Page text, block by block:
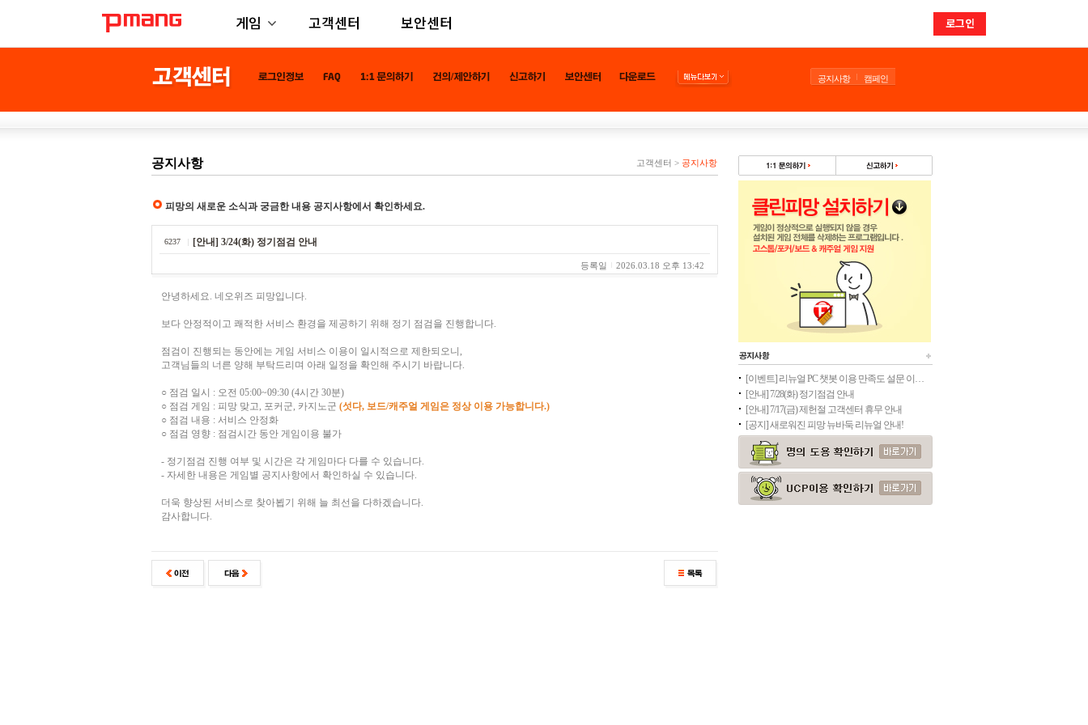
게임 고객센터 보안센터 로그인
공지사항 캠페인
공지사항 고객센터 > 공지사항
피망의 새로운 소식과 궁금한 내용 공지사항에서 확인하세요.
6237 [안내] 3/24(화) 정기점검 안내
등록일 2026.03.18 오후 13:42
안녕하세요. 네오위즈 피망입니다.
보다 안정적이고 쾌적한 서비스 환경을 제공하기 위해 정기 점검을 진행합니다.
점검이 진행되는 동안에는 게임 서비스 이용이 일시적으로 제한되오니,
고객님들의 너른 양해 부탁드리며 아래 일정을 확인해 주시기 바랍니다.
○ 점검 일시 : 오전 05:00~09:30 (4시간 30분)
○ 점검 게임 : 피망 맞고, 포커군, 카지노군 (섯다, 보드/캐주얼 게임은 정상 이용 가능합니다.)
○ 점검 내용 : 서비스 안정화
○ 점검 영향 : 점검시간 동안 게임이용 불가
- 정기점검 진행 여부 및 시간은 각 게임마다 다를 수 있습니다.
- 자세한 내용은 게임별 공지사항에서 확인하실 수 있습니다.
더욱 향상된 서비스로 찾아뵙기 위해 늘 최선을 다하겠습니다.
감사합니다.
[이벤트] 리뉴얼 PC 챗봇 이용 만족도 설문 이벤트(종료)
[안내] 7/28(화) 정기점검 안내
[안내] 7/17(금) 제헌절 고객센터 휴무 안내
[공지] 새로워진 피망 뉴바둑 리뉴얼 안내!